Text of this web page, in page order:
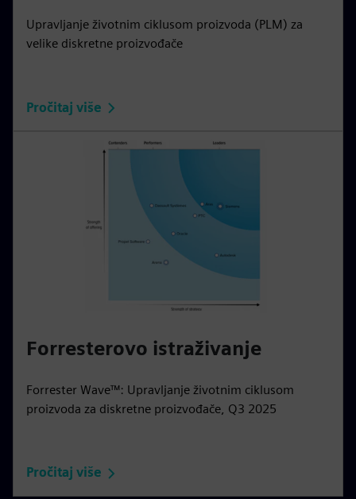
Upravljanje životnim ciklusom proizvoda (PLM) za
velike diskretne proizvođače
Pročitaj više
Forresterovo istraživanje
Forrester Wave™: Upravljanje životnim ciklusom
proizvoda za diskretne proizvođače, Q3 2025
Pročitaj više